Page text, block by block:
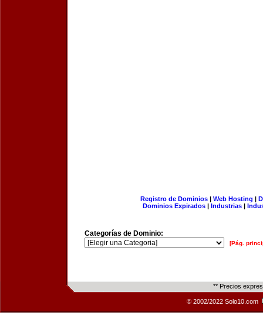
Registro de Dominios| Web Hosting |
Dominios Expirados | Industrias |
Categorías de Dominio:
[Pág.
** Precios
© 2002/2022 Solo10.com